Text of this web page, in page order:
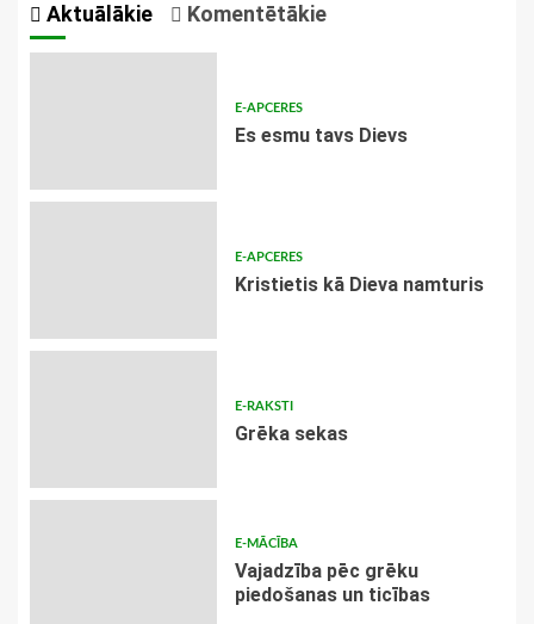
Aktuālākie Komentētākie
E-APCERES
Es esmu tavs Dievs
E-APCERES
Kristietis kā Dieva namturis
E-RAKSTI
Grēka sekas
E-MĀCĪBA
Vajadzība pēc grēku
piedošanas un ticības